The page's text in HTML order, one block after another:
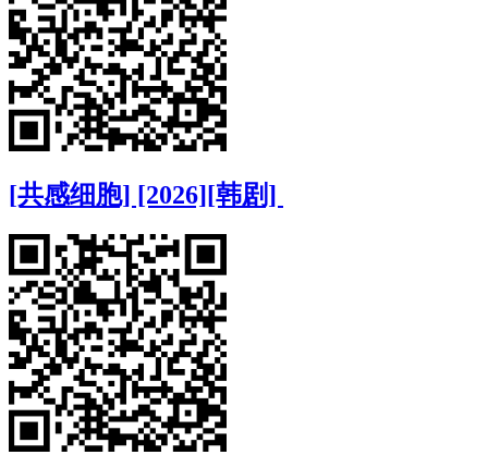
[共感细胞] [2026][韩剧]